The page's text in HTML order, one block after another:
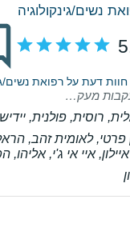
נשים/גינקולוגיה
הגעתי לד"ר רות בעקבות מעקב אחר מיומות ובהמלצה לשקול לפרוסקופיה. התלבטתי רבות האם לגשת לניתוח, וד"ר רות הייתה קשובה וסבלנית בצורה יוצאת דופן. היא עברה בקפדנות על כל המסמכים ותוצאות הבדיקות, הקשיבה לכל שאלה והסבירה בצורה ברורה את כל האפשרויות. בנוסף, היא נתנה לי המלצות מקצועיות בנוגע לתחליפי הורמונים לגיל המעבר—מידע שלא קיבלתי משום רופא נשים אחר. הפגישה איתה העניקה לי תחושת ביטחון מלאה והבנה ברורה לגבי הצעדים הבאים וההחלטות שעליי לקבל. אני מעריכה מאוד את יחס הטיפול המקצועי. ממליצה בחום.
רוסית, פולנית, יידיש
פרטי, לאומית זהב,
איי אי ג'י, אליהו,